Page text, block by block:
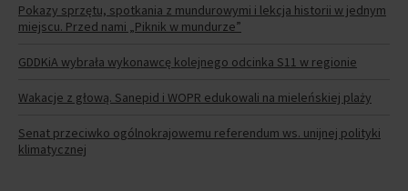
Pokazy sprzętu, spotkania z mundurowymi i lekcja historii w jednym
miejscu. Przed nami „Piknik w mundurze”
GDDKiA wybrała wykonawcę kolejnego odcinka S11 w regionie
Wakacje z głową. Sanepid i WOPR edukowali na mieleńskiej plaży
Senat przeciwko ogólnokrajowemu referendum ws. unijnej polityki
klimatycznej